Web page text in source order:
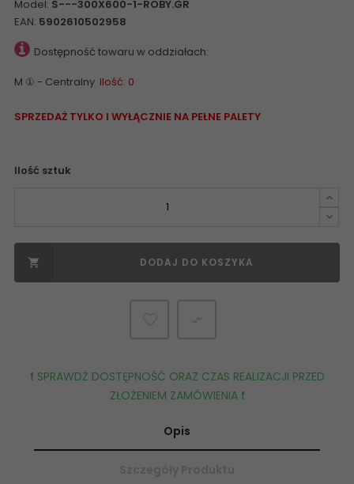
Model: S---300X600-1-ROBY.GR
EAN: 5902610502958
Dostępność towaru w oddziałach:
M ① - Centralny Ilość: 0
SPRZEDAŻ TYLKO I WYŁĄCZNIE NA PEŁNE PALETY
Ilość sztuk
 DODAJ DO KOSZYKA
❗️ SPRAWDŹ DOSTĘPNOŚĆ ORAZ CZAS REALIZACJI PRZED
ZŁOŻENIEM ZAMÓWIENIA ❗️
Opis